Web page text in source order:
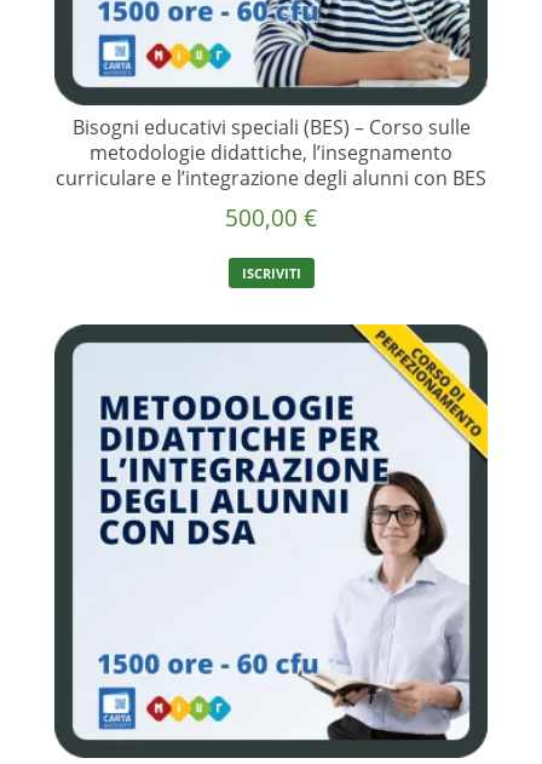
Bisogni educativi speciali (BES) – Corso sulle
metodologie didattiche, l’insegnamento
curriculare e l’integrazione degli alunni con BES
500,00 €
ISCRIVITI